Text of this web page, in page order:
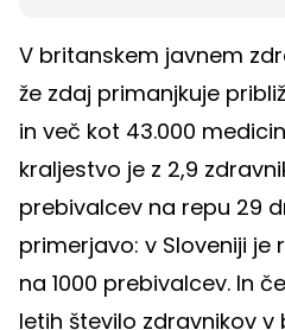
V britanskem javnem
že zdaj primanjkuje
in več kot 43.000
kraljestvo je z 2,9
prebivalcev na repu 29
primerjavo: v Sloveniji je
na 1000 prebivalcev. In
letih število zdravnikov v